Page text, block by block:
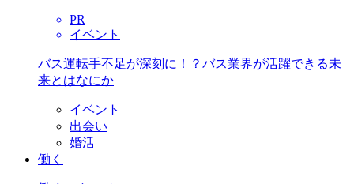
PR
イベント
バス運転手不足が深刻に！？バス業界が活躍できる未
来とはなにか
イベント
出会い
婚活
働く